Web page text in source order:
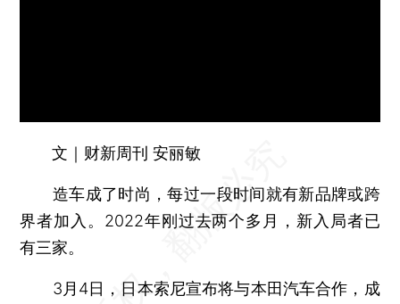
文｜财新周刊 安丽敏
造车成了时尚，每过一段时间就有新品牌或跨
界者加入。2022年刚过去两个多月，新入局者已
有三家。
3月4日，日本索尼宣布将与本田汽车合作，成